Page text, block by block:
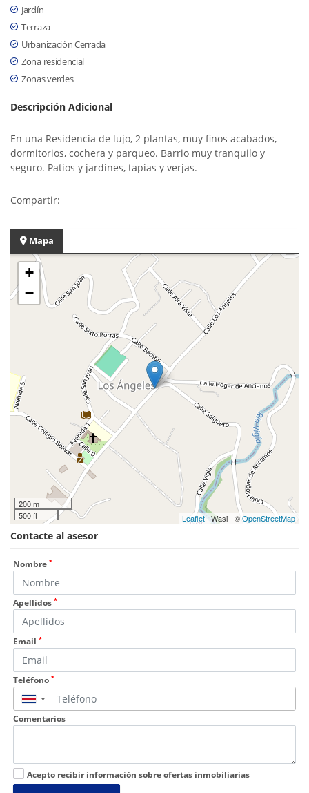
Jardín
Terraza
Urbanización Cerrada
Zona residencial
Zonas verdes
Descripción Adicional
En una Residencia de lujo, 2 plantas, muy finos acabados,
dormitorios, cochera y parqueo. Barrio muy tranquilo y
seguro. Patios y jardines, tapias y verjas.
Compartir:
Mapa
+
−
200 m
500 ft
Leaflet| Wasi - ©OpenStreetMap
Contacte al asesor
Nombre *
Apellidos *
Email *
Teléfono *
▼
Comentarios
Acepto recibir información sobre ofertas inmobiliarias